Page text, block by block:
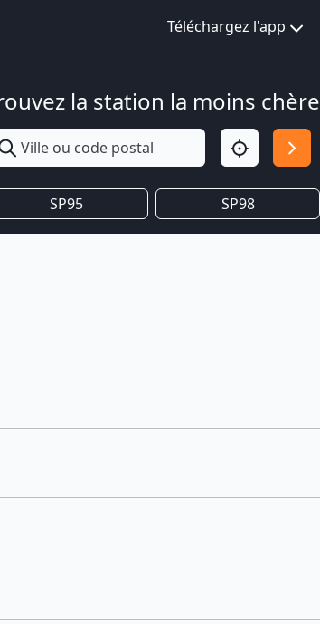
Téléchargez l'app
la station la moins chère
SP95 SP98